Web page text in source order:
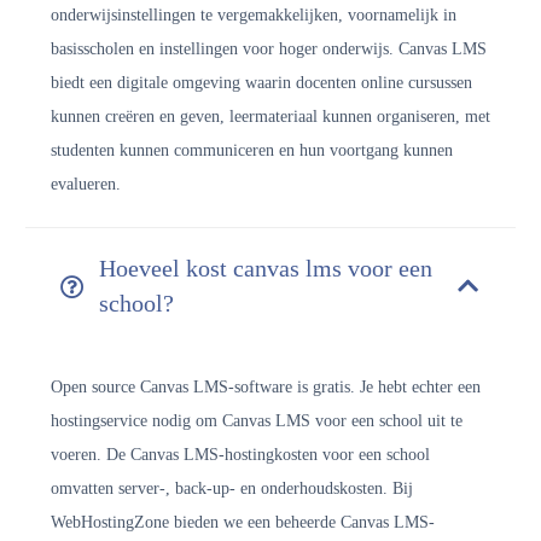
onderwijsinstellingen te vergemakkelijken, voornamelijk in
basisscholen en instellingen voor hoger onderwijs. Canvas LMS
biedt een digitale omgeving waarin docenten online cursussen
kunnen creëren en geven, leermateriaal kunnen organiseren, met
studenten kunnen communiceren en hun voortgang kunnen
evalueren.
Hoeveel kost canvas lms voor een
school?
Open source Canvas LMS-software is gratis. Je hebt echter een
hostingservice nodig om Canvas LMS voor een school uit te
voeren. De Canvas LMS-hostingkosten voor een school
omvatten server-, back-up- en onderhoudskosten. Bij
WebHostingZone bieden we een beheerde Canvas LMS-